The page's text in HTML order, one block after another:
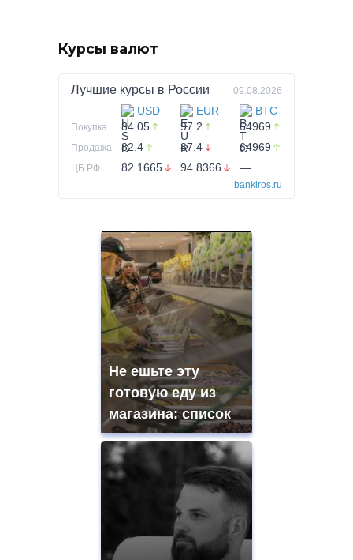
Курсы валют
Лучшие курсы в России 09.08.2026
USD EUR BTC
Покупка 84.05 97.2 64969
Продажа 82.4 87.4 64969
ЦБ РФ 82.1665 94.8366 —
bankiros.ru
Не ешьте эту
готовую еду из
магазина: список